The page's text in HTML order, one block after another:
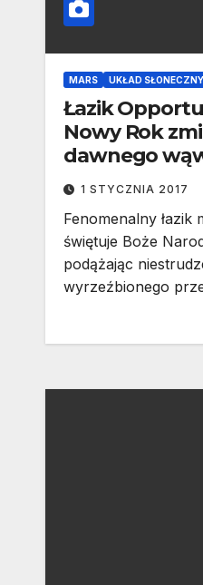
MARS UKŁAD SŁONECZNY
Łazik
Nowy Rok
dawnego
1 STYCZNIA 2017
Fenomenalny łazik
świętuje Boże
podążając
wyrzeźbionego